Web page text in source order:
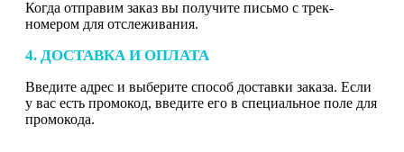
Когда отправим заказ вы получите письмо с трек-
номером для отслеживания.
4. ДОСТАВКА И ОПЛАТА
Введите адрес и выберите способ доставки заказа. Если
у вас есть промокод, введите его в специальное поле для
промокода.